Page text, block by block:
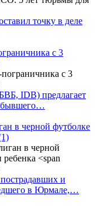
точку в деле
с 3
IDB) предлагает
бывшего…
в черной футболке
и
в Юрмале,…